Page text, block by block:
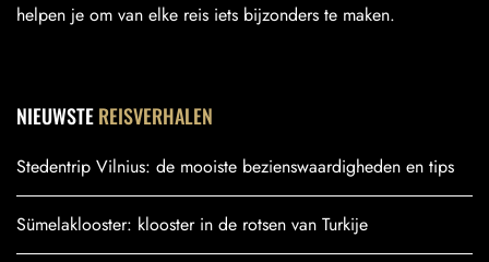
helpen je om van elke reis iets bijzonders te maken.
NIEUWSTEREISVERHALEN
Stedentrip Vilnius: de mooiste bezienswaardigheden en tips
Sümelaklooster: klooster in de rotsen van Turkije